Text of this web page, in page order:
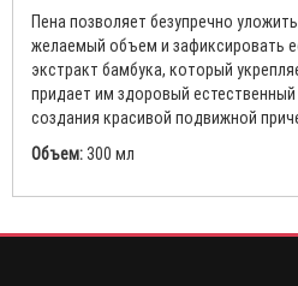
Пена позволяет безупречно
желаемый объем и зафиксировать
экстракт бамбука, который
придает им здоровый
создания красивой подвижной
Объем: 300 мл